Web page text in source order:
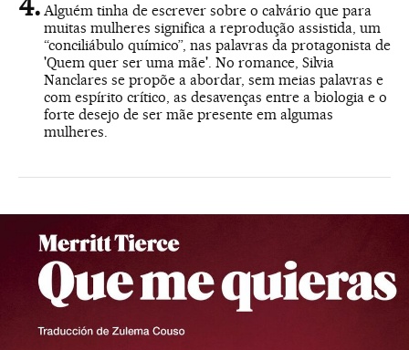
Alguém tinha de escrever sobre o calvário que para
muitas mulheres significa a reprodução assistida, um
“conciliábulo químico”, nas palavras da protagonista de
'Quem quer ser uma mãe'. No romance, Silvia
Nanclares se propõe a abordar, sem meias palavras e
com espírito crítico, as desavenças entre a biologia e o
forte desejo de ser mãe presente em algumas
mulheres.